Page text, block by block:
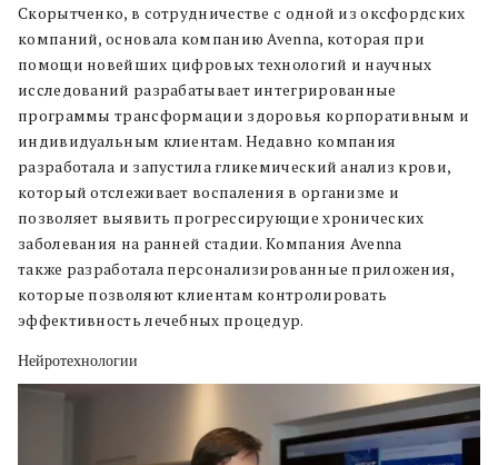
Скорытченко, в сотрудничестве с одной из оксфордских
компаний, основала компанию Avenna, которая при
помощи новейших цифровых технологий и научных
исследований разрабатывает интегрированные
программы трансформации здоровья корпоративным и
индивидуальным клиентам. Недавно компания
разработала и запустила гликемический анализ крови,
который отслеживает воспаления в организме и
позволяет выявить прогрессирующие хронических
заболевания на ранней стадии. Компания Avenna
также разработала персонализированные приложения,
которые позволяют клиентам контролировать
эффективность лечебных процедур.
Нейротехнологии